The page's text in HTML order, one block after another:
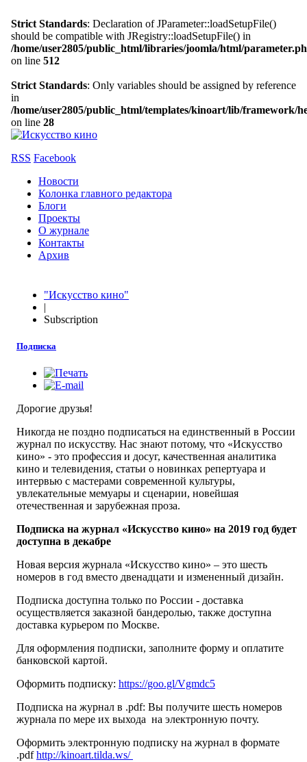
Strict Standards: Declaration of JParameter::loadSetupFile()
should be compatible with JRegistry::loadSetupFile() in
/home/user2805/public_html/libraries/joomla/html/
on line 512
Strict Standards: Only variables should be assigned by reference
in
/home/user2805/public_html/templates/kinoart/lib/framework/
on line 28
RSS Facebook
Новости
Колонка главного редактора
Блоги
Проекты
О журнале
Контакты
Архив
"Искусство кино"
|
Subscription
Подписка
Дорогие друзья!
Никогда не поздно подписаться на единственный в России
журнал по искусству. Нас знают потому, что «Искусство
кино» - это профессия и досуг, качественная аналитика
кино и телевидения, статьи о новинках репертуара и
интервью с мастерами современной культуры,
увлекательные мемуары и сценарии, новейшая
отечественная и зарубежная проза.
Подписка на журнал «Искусство кино» на 2019 год будет
доступна в декабре
Новая версия журнала «Искусство кино» – это шесть
номеров в год вместо двенадцати и измененный дизайн.
Подписка доступна только по России - доставка
осуществляется заказной бандеролью, также доступна
доставка курьером по Москве.
Для оформления подписки, заполните форму и оплатите
банковской картой.
Оформить подписку: https://goo.gl/Vgmdc5
Подписка на журнал в .pdf: Вы получите шесть номеров
журнала по мере их выхода на электронную почту.
Оформить электронную подписку на журнал в формате
.pdfhttp://kinoart.tilda.ws/